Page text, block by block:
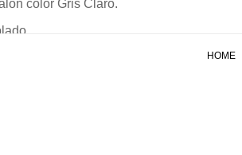
color Gris Claro.
chicas
HOME